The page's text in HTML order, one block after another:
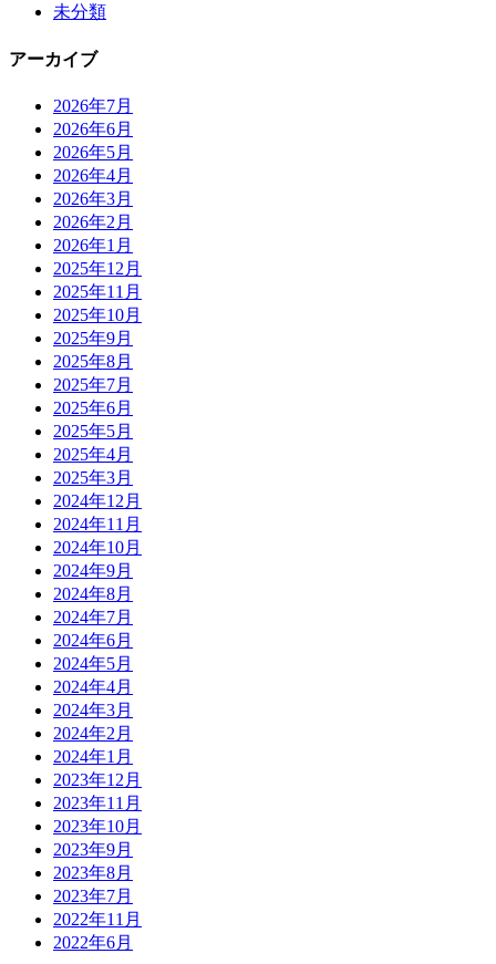
未分類
アーカイブ
2026年7月
2026年6月
2026年5月
2026年4月
2026年3月
2026年2月
2026年1月
2025年12月
2025年11月
2025年10月
2025年9月
2025年8月
2025年7月
2025年6月
2025年5月
2025年4月
2025年3月
2024年12月
2024年11月
2024年10月
2024年9月
2024年8月
2024年7月
2024年6月
2024年5月
2024年4月
2024年3月
2024年2月
2024年1月
2023年12月
2023年11月
2023年10月
2023年9月
2023年8月
2023年7月
2022年11月
2022年6月